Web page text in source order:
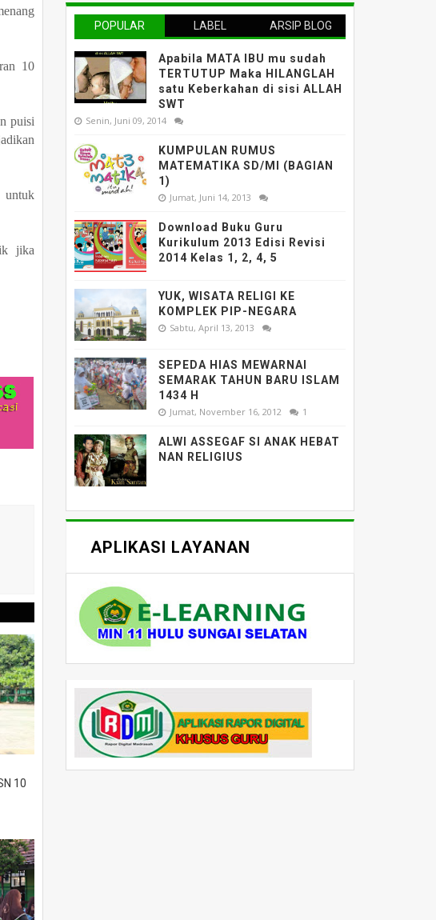
10
puisi
untuk
jika
10
POPULAR LABEL ARSIP BLOG
Apabila MATA IBU mu sudah
TERTUTUP Maka HILANGLAH
satu Keberkahan di sisi ALLAH
SWT
Senin, Juni 09, 2014
KUMPULAN RUMUS
MATEMATIKA SD/MI (BAGIAN
1)
Jumat, Juni 14, 2013
Download Buku Guru
Kurikulum 2013 Edisi Revisi
2014 Kelas 1, 2, 4, 5
YUK, WISATA RELIGI KE
KOMPLEK PIP-NEGARA
Sabtu, April 13, 2013
SEPEDA HIAS MEWARNAI
SEMARAK TAHUN BARU ISLAM
1434 H
Jumat, November 16, 2012 1
ALWI ASSEGAF SI ANAK HEBAT
NAN RELIGIUS
APLIKASI LAYANAN